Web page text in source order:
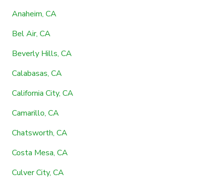
Anaheim, CA
Bel Air, CA
Beverly Hills, CA
Calabasas, CA
California City, CA
Camarillo, CA
Chatsworth, CA
Costa Mesa, CA
Culver City, CA